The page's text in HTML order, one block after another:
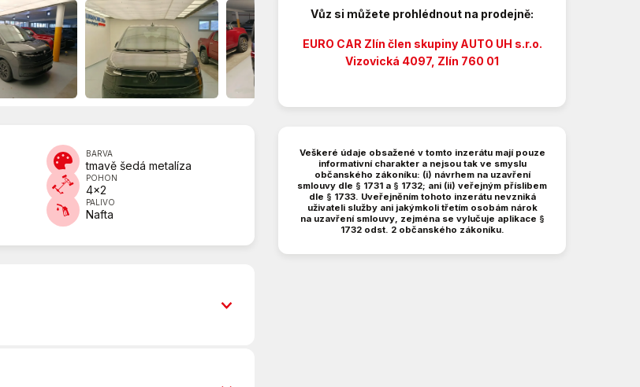
BARVA
tmavě šedá metalíza
POHON
4x2
PALIVO
Nafta
Vůz si můžete prohlédnout na prodejně:
EURO CAR Zlín člen skupiny AUTO UH s.r.o.
Vizovická 4097, Zlín 760 01
Veškeré údaje obsažené v tomto inzerátu mají pouze
informativní charakter a nejsou tak ve smyslu
občanského zákoníku: (i) návrhem na uzavření
smlouvy dle § 1731 a § 1732; ani (ii) veřejným příslibem
dle § 1733. Uveřejněním tohoto inzerátu nevzniká
uživateli služby ani jakýmkoli třetím osobám nárok
na uzavření smlouvy, zejména se vylučuje aplikace §
1732 odst. 2 občanského zákoníku.